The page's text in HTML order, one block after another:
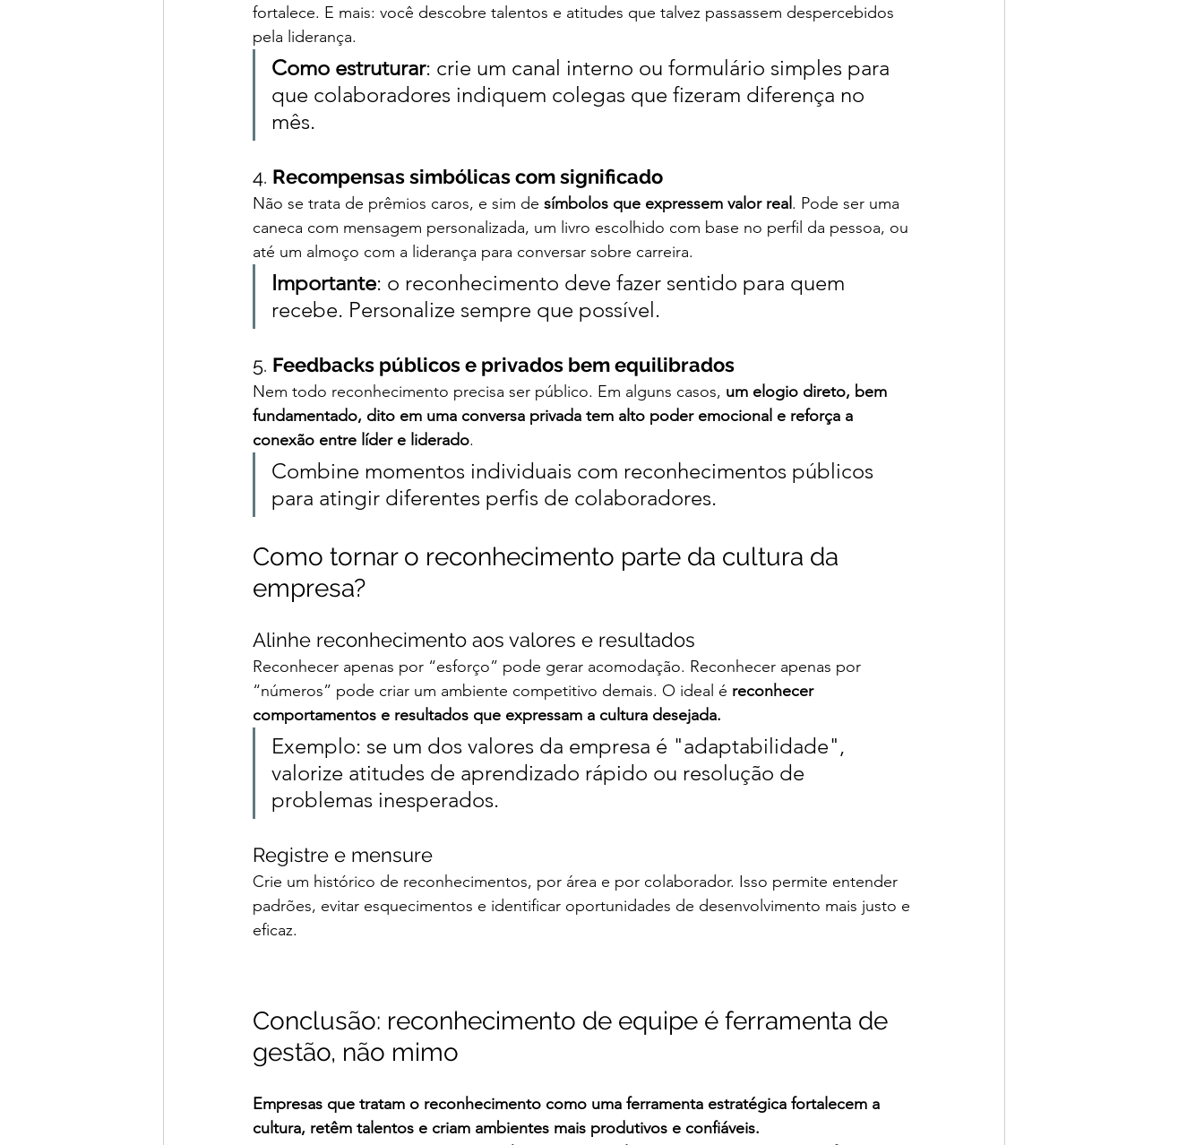
fortalece. E mais: você descobre talentos e atitudes que talvez passassem despercebidos
pela liderança.
Como estruturar: crie um canal interno ou formulário simples para
que colaboradores indiquem colegas que fizeram diferença no
mês.
4. Recompensas simbólicas com significado
Não se trata de prêmios caros, e sim de símbolos que expressem valor real . Pode ser uma
caneca com mensagem personalizada, um livro escolhido com base no perfil da pessoa, ou
até um almoço com a liderança para conversar sobre carreira.
Importante: o reconhecimento deve fazer sentido para quem
recebe. Personalize sempre que possível.
5. Feedbacks públicos e privados bem equilibrados
Nem todo reconhecimento precisa ser público. Em alguns casos, um elogio direto, bem
fundamentado, dito em uma conversa privada tem alto poder emocional e reforça a
conexão entre líder e liderado.
Combine momentos individuais com reconhecimentos públicos
para atingir diferentes perfis de colaboradores.
Como tornar o reconhecimento parte da cultura da
empresa?
Alinhe reconhecimento aos valores e resultados
Reconhecer apenas por “esforço” pode gerar acomodação. Reconhecer apenas por
“números” pode criar um ambiente competitivo demais. O ideal é reconhecer
comportamentos e resultados que expressam a cultura desejada.
Exemplo: se um dos valores da empresa é "adaptabilidade",
valorize atitudes de aprendizado rápido ou resolução de
problemas inesperados.
Registre e mensure
Crie um histórico de reconhecimentos, por área e por colaborador. Isso permite entender
padrões, evitar esquecimentos e identificar oportunidades de desenvolvimento mais justo e
eficaz.
Conclusão: reconhecimento de equipe é ferramenta de
gestão, não mimo
Empresas que tratam o reconhecimento como uma ferramenta estratégica fortalecem a
cultura, retêm talentos e criam ambientes mais produtivos e confiáveis.